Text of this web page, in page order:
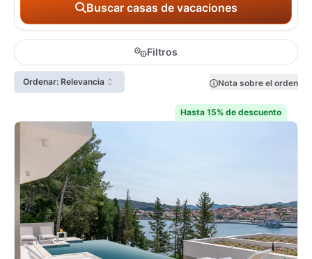
Buscar casas de vacaciones
Filtros
Ordenar: Relevancia Nota sobre el orden
Hasta 15% de descuento